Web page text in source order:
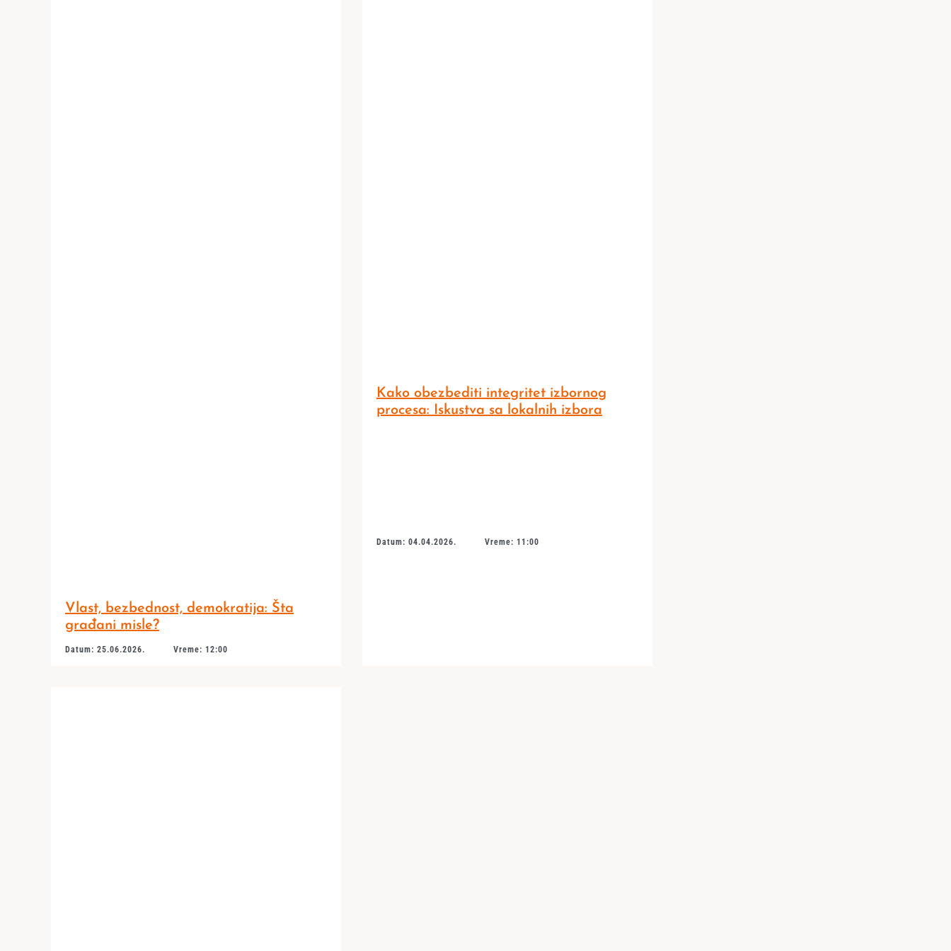
Vlast, bezbednost, demokratija: Šta
građani misle?
Datum: 25.06.2026. Vreme: 12:00
Kako obezbediti integritet izbornog
procesa: Iskustva sa lokalnih izbora
Datum: 04.04.2026. Vreme: 11:00